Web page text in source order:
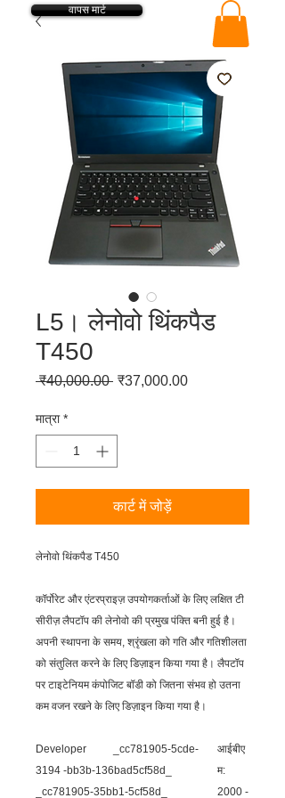
L5। लेनोवो थिंकपैड
T450
₹40,000.00 नियमित
₹37,000.00बिक्री
मात्रा *
कार्ट में जोड़ें
लेनोवो थिंकपैड T450
कॉर्पोरेट और एंटरप्राइज़ उपयोगकर्ताओं के लिए लक्षित टी
सीरीज़ लैपटॉप की लेनोवो की प्रमुख पंक्ति बनी हुई है।
अपनी स्थापना के समय, श्रृंखला को गति और गतिशीलता
को संतुलित करने के लिए डिज़ाइन किया गया है। लैपटॉप
पर टाइटेनियम कंपोजिट बॉडी को जितना संभव हो उतना
कम वजन रखने के लिए डिज़ाइन किया गया है।
Developer _cc781905-5cde-
3194 -bb3b-136bad5cf58d_
_cc781905-35bb1-5cf58d_
आईबीए
म:
2000 -
वापस मार्ट